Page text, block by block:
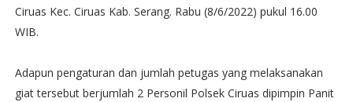
Ciruas Kec. Ciruas Kab. Serang. Rabu (8/6/2022) pukul 16.00
WIB.
Adapun pengaturan dan jumlah petugas yang melaksanakan
giat tersebut berjumlah 2 Personil Polsek Ciruas dipimpin Panit